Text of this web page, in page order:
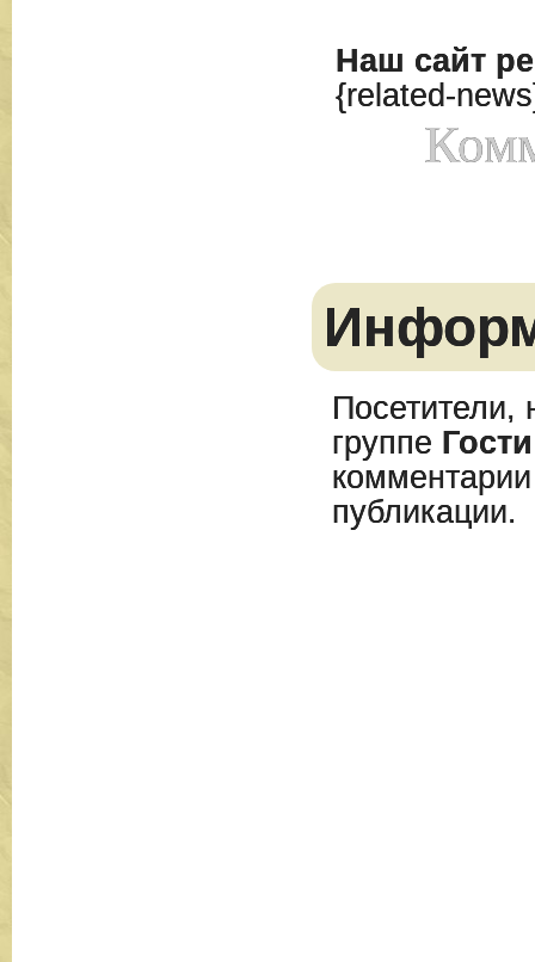
Наш сайт
{related-
Посетители,
группе Гости
публикации.